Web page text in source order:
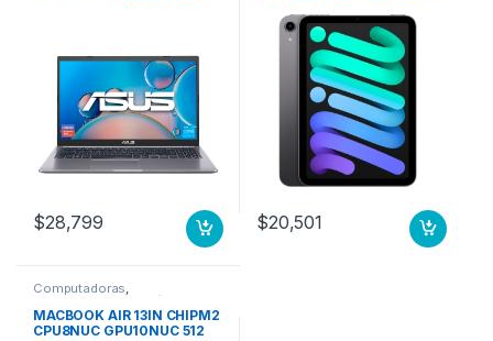
$28,799 $20,501
Computadoras
Computadoras Portátiles
MACBOOK AIR 13IN CHIPM2
CPU8NUC GPU10NUC 512